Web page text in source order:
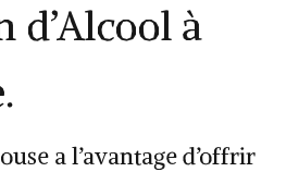
d’Alcool à
a l’avantage d’offrir